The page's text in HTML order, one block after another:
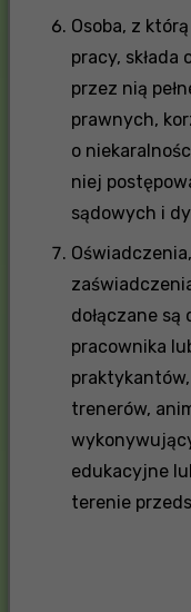
Osoba, z
pracy, składa
przez nią
prawnych,
o
niej
sądowych i
dołączane
pracownika
trenerów,
edukacyjne
terenie